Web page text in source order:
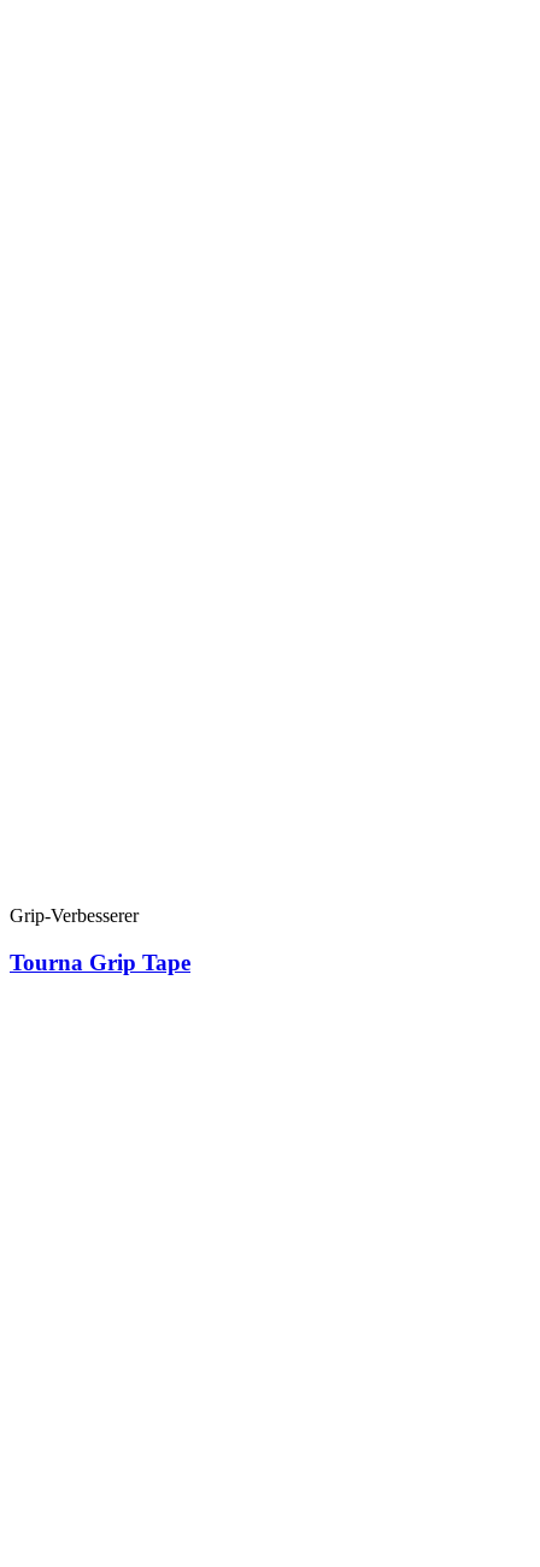
Grip-Verbesserer
Tourna Grip Tape